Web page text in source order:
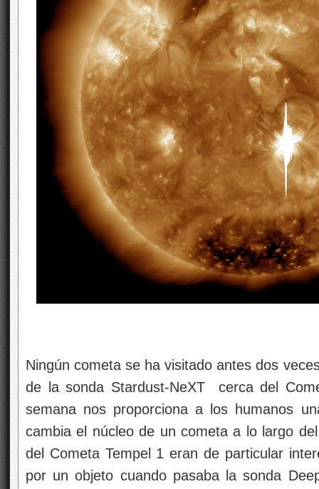
Ningún cometa se ha visitado antes dos
de la sonda Stardust-NeXT cerca del
semana nos proporciona a los humanos
cambia el núcleo de un cometa a lo largo
del Cometa Tempel 1 eran de particular
por un objeto cuando pasaba la sonda